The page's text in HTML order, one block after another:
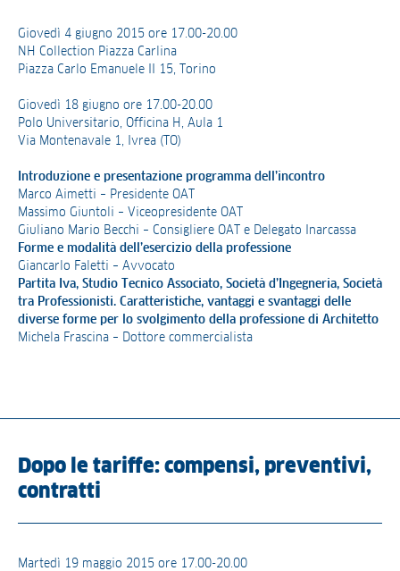
Giovedì 4 giugno 2015 ore 17.00-20.00
NH Collection Piazza Carlina
Piazza Carlo Emanuele II 15, Torino
Giovedì 18 giugno ore 17.00-20.00
Polo Universitario, Officina H, Aula 1
Via Montenavale 1, Ivrea (TO)
Introduzione e presentazione programma dell’incontro
Marco Aimetti – Presidente OAT
Massimo Giuntoli – Viceopresidente OAT
Giuliano Mario Becchi – Consigliere OAT e Delegato Inarcassa
Forme e modalità dell’esercizio della professione
Giancarlo Faletti – Avvocato
Partita Iva, Studio Tecnico Associato, Società d’Ingegneria, Società
tra Professionisti. Caratteristiche, vantaggi e svantaggi delle
diverse forme per lo svolgimento della professione di Architetto
Michela Frascina – Dottore commercialista
Dopo le tariffe: compensi, preventivi,
contratti
Martedì 19 maggio 2015 ore 17.00-20.00